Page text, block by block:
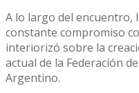
A lo largo del encuentro,
constante compromiso
interiorizó sobre la
actual de la Federación
Argentino.